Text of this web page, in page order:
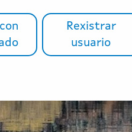
con certificado
Rexistrar
usuario